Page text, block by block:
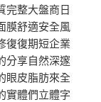
完整大盤商日
膜舒適安全風
復復期短企業
分享自然深邃
眼皮脂肪來全
實體們立體字